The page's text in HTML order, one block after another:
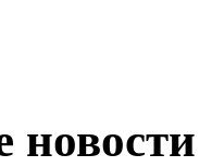
новости